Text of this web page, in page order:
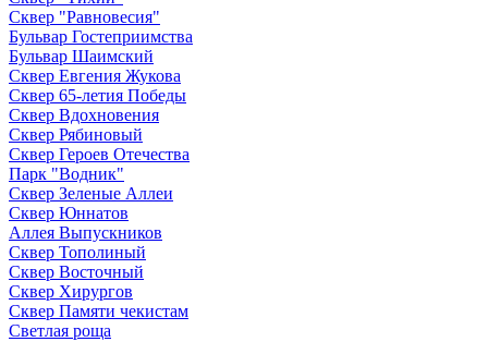
Cквер "Равновесия"
Бульвар Гостеприимства
Бульвар Шаимский
Сквер Евгения Жукова
Сквер 65-летия Победы
Сквер Вдохновения
Сквер Рябиновый
Сквер Героев Отечества
Парк "Водник"
Сквер Зеленые Аллеи
Сквер Юннатов
Аллея Выпускников
Сквер Тополиный
Сквер Восточный
Сквер Хирургов
Сквер Памяти чекистам
Светлая роща